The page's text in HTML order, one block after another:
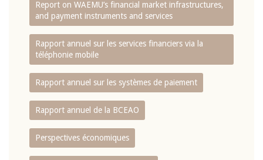
Report on WAEMU’s financial market infrastructures,
and payment instruments and services
Rapport annuel sur les services financiers via la
téléphonie mobile
Rapport annuel sur les systèmes de paiement
Rapport annuel de la BCEAO
Perspectives économiques